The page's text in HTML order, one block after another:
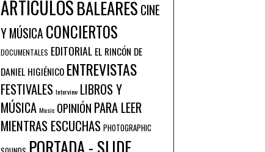
ARTÍCULOSBALEARES CINE
Y MÚSICA CONCIERTOS
DOCUMENTALES EDITORIAL EL RINCÓN DE
DANIEL HIGIÉNICO ENTREVISTAS
FESTIVALES Interview LIBROS Y
MÚSICA Music OPINIÓN PARA LEER
MIENTRAS ESCUCHAS PHOTOGRAPHIC
PORTADA - SLIDE